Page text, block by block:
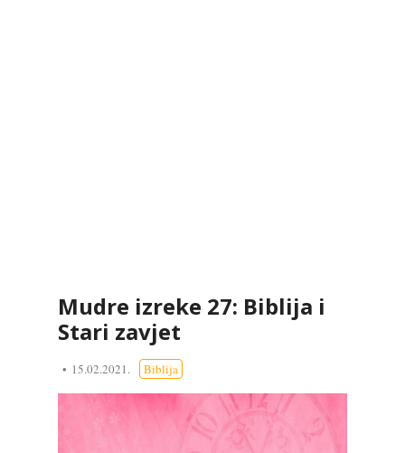
Mudre izreke 27: Biblija i
Stari zavjet
15.02.2021. Biblija